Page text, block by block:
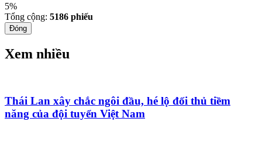
5%
Tổng cộng: 5186 phiếu
Đóng
Xem nhiều
Thái Lan xây chắc ngôi đầu, hé lộ đối thủ tiềm
năng của đội tuyển Việt Nam